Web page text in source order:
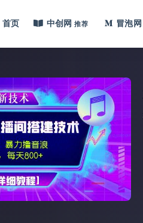
首页 中创网 推荐 冒泡网